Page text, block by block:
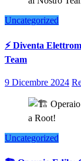
Uncategorized
⚡ Diventa
Team
9 Dicembre 2024
Uncategorized